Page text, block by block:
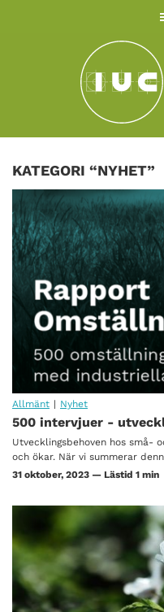
KATEGORI “NYHET”
Allmänt | Nyhet
500 intervjuer -
Utvecklingsbehoven hos små-
och ökar. När vi summerar
31 oktober, 2023 — Lästid 1 min